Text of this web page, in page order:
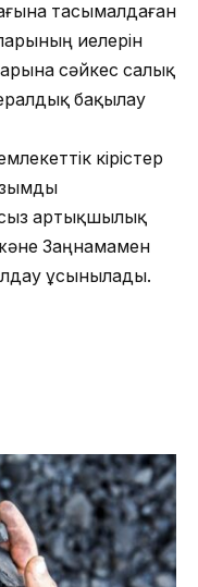
тасымалдаған
иелерін
сәйкес салық
бақылау
кірістер
артықшылық
Заңнамамен
ұсынылады.